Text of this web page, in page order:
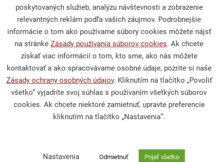
Výskumy a analýzy
Podporte nás
Darcovská výzva
Nefinančné dary
Venujte nám 2 % z dane
poskytovaných služieb, analýzu návštevnosti a zobrazenie
relevantných reklám podľa vašich záujmov. Podrobnejšie
informácie o tom ako používame súbory cookies môžete nájsť
na stránke Zásady používania súborov cookies. Ak chcete
získať viac informácií o tom, kto sme, ako nás môžete
kontaktovať a ako spracovávame osobné údaje, pozrite si naše
Zásady ochrany osobných údajov. Kliknutím na tlačítko „Povoliť
všetko“ vyjadríte svoj súhlas s používaním všetkých súborov
cookies. Ak chcete niektoré zamietnuť, upravte preferencie
kliknutím na tlačítko „Nastavenia“.
Nastavenia Odmietnuť Prijať všetko